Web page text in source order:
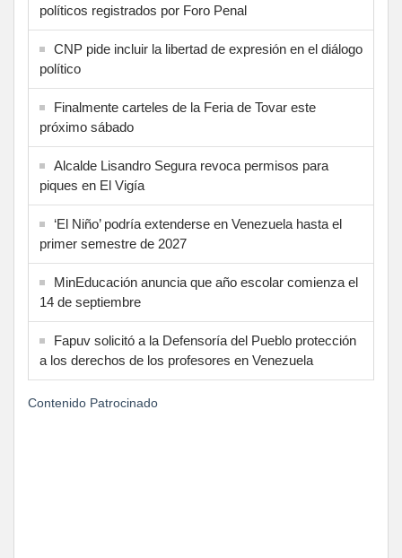
políticos registrados por Foro Penal
CNP pide incluir la libertad de expresión en el diálogo
político
Finalmente carteles de la Feria de Tovar este
próximo sábado
Alcalde Lisandro Segura revoca permisos para
piques en El Vigía
‘El Niño’ podría extenderse en Venezuela hasta el
primer semestre de 2027
MinEducación anuncia que año escolar comienza el
14 de septiembre
Fapuv solicitó a la Defensoría del Pueblo protección
a los derechos de los profesores en Venezuela
Contenido Patrocinado